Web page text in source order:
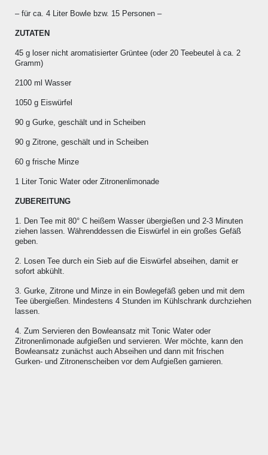
– für ca. 4 Liter Bowle bzw. 15 Personen –
ZUTATEN
45 g loser nicht aromatisierter Grüntee (oder 20 Teebeutel à ca. 2
Gramm)
2100 ml Wasser
1050 g Eiswürfel
90 g Gurke, geschält und in Scheiben
90 g Zitrone, geschält und in Scheiben
60 g frische Minze
1 Liter Tonic Water oder Zitronenlimonade
ZUBEREITUNG
1. Den Tee mit 80° C heißem Wasser übergießen und 2-3 Minuten
ziehen lassen. Währenddessen die Eiswürfel in ein großes Gefäß
geben.
2. Losen Tee durch ein Sieb auf die Eiswürfel abseihen, damit er
sofort abkühlt.
3. Gurke, Zitrone und Minze in ein Bowlegefäß geben und mit dem
Tee übergießen. Mindestens 4 Stunden im Kühlschrank durchziehen
lassen.
4. Zum Servieren den Bowleansatz mit Tonic Water oder
Zitronenlimonade aufgießen und servieren. Wer möchte, kann den
Bowleansatz zunächst auch Abseihen und dann mit frischen
Gurken- und Zitronenscheiben vor dem Aufgießen garnieren.